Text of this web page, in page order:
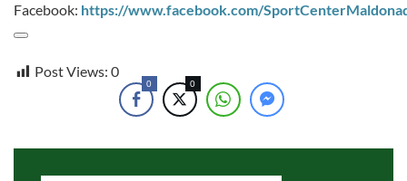
Facebook: https://www.facebook.com/
Post Views: 0
0 0